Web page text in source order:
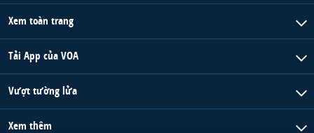
Xem toàn trang
Tải App của VOA
Vượt tường lửa
Xem thêm